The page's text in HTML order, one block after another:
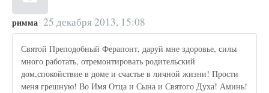
римма 25 декабря 2013, 15:08
Святой Преподобный Ферапонт, даруй мне здоровье, силы
много работать, отремонтировать родительский
дом,спокойствие в доме и счастье в личной жизни! Прости
меня грешную! Во Имя Отца и Сына и Святого Духа! Аминь!